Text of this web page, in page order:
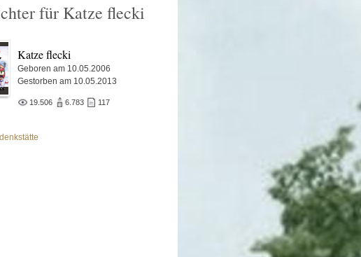
für Katze flecki
Katze flecki
Geboren am 10.05.2006
Gestorben am 10.05.2013
19.506 6.783 117